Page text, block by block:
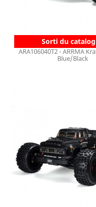
Sorti du
ARA106040T2 - ARRMA
Blue/Black